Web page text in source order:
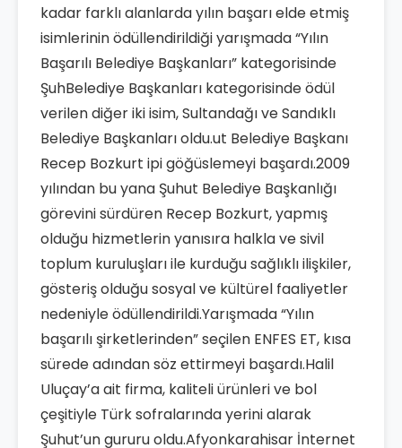
kadar farklı alanlarda yılın başarı elde etmiş
isimlerinin ödüllendirildiği yarışmada “Yılın
Başarılı Belediye Başkanları” kategorisinde
ŞuhBelediye Başkanları kategorisinde ödül
verilen diğer iki isim, Sultandağı ve Sandıklı
Belediye Başkanları oldu.ut Belediye Başkanı
Recep Bozkurt ipi göğüslemeyi başardı.2009
yılından bu yana Şuhut Belediye Başkanlığı
görevini sürdüren Recep Bozkurt, yapmış
olduğu hizmetlerin yanısıra halkla ve sivil
toplum kuruluşları ile kurduğu sağlıklı ilişkiler,
gösteriş olduğu sosyal ve kültürel faaliyetler
nedeniyle ödüllendirildi.Yarışmada “Yılın
başarılı şirketlerinden” seçilen ENFES ET, kısa
sürede adından söz ettirmeyi başardı.Halil
Uluçay’a ait firma, kaliteli ürünleri ve bol
çeşitiyle Türk sofralarında yerini alarak
Şuhut’un gururu oldu.Afyonkarahisar İnternet